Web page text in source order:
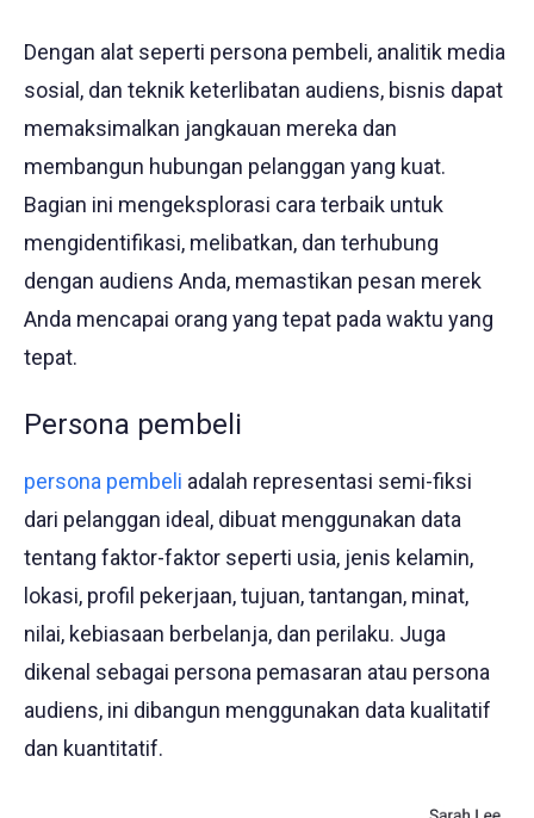
Dengan alat seperti persona pembeli, analitik media
sosial, dan teknik keterlibatan audiens, bisnis dapat
memaksimalkan jangkauan mereka dan
membangun hubungan pelanggan yang kuat.
Bagian ini mengeksplorasi cara terbaik untuk
mengidentifikasi, melibatkan, dan terhubung
dengan audiens Anda, memastikan pesan merek
Anda mencapai orang yang tepat pada waktu yang
tepat.
Persona pembeli
persona pembeli adalah representasi semi-fiksi
dari pelanggan ideal, dibuat menggunakan data
tentang faktor-faktor seperti usia, jenis kelamin,
lokasi, profil pekerjaan, tujuan, tantangan, minat,
nilai, kebiasaan berbelanja, dan perilaku. Juga
dikenal sebagai persona pemasaran atau persona
audiens, ini dibangun menggunakan data kualitatif
dan kuantitatif.